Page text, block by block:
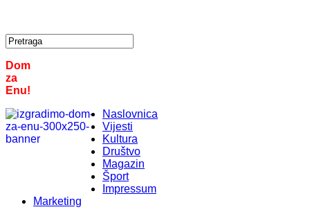
Dom
za
Enu!
Naslovnica
Vijesti
Kultura
Društvo
Magazin
Šport
Impressum
Marketing